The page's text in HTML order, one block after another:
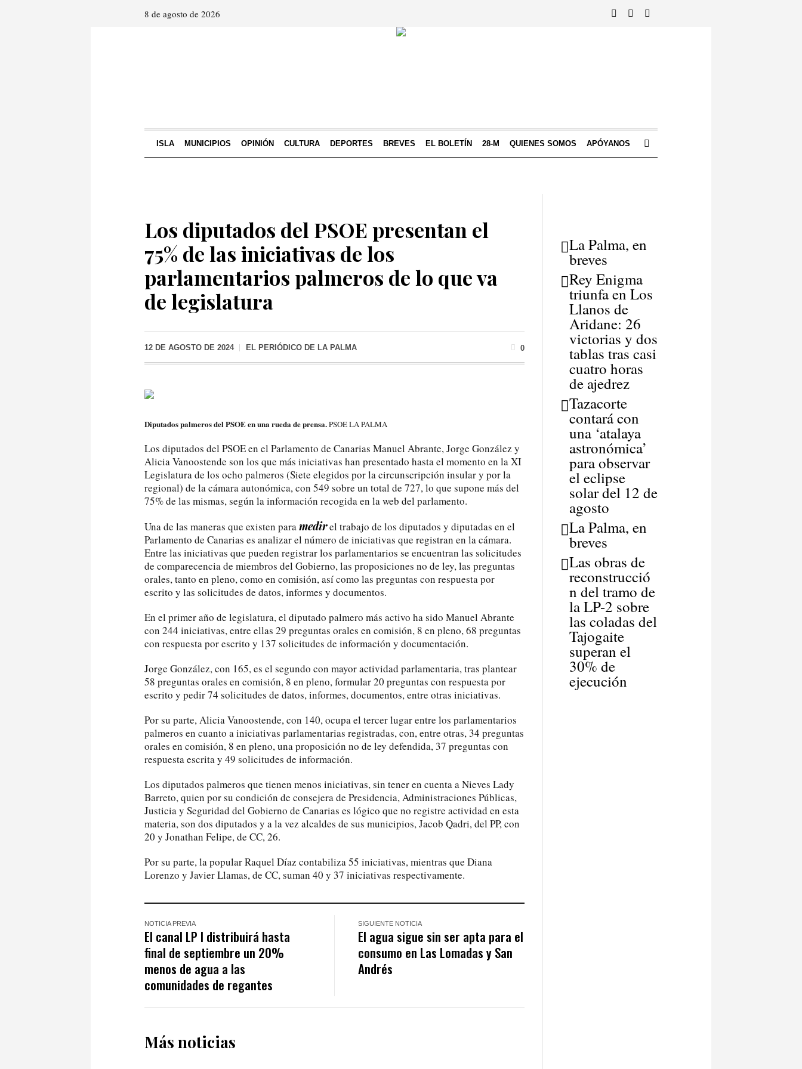
8 de agosto de 2026
ISLA MUNICIPIOS OPINIÓN CULTURA DEPORTES BREVES EL BOLETÍN 28-M QUIENES SOMOS APÓYANOS
Los diputados del PSOE presentan el
75% de las iniciativas de los
parlamentarios palmeros de lo que va
de legislatura
12 DE AGOSTO DE 2024 EL PERIÓDICO DE LA PALMA 0
Diputados palmeros del PSOE en una rueda de prensa.PSOE LA PALMA
Los diputados del PSOE en el Parlamento de Canarias Manuel Abrante, Jorge González y
Alicia Vanoostende son los que más iniciativas han presentado hasta el momento en la XI
Legislatura de los ocho palmeros (Siete elegidos por la circunscripción insular y por la
regional) de la cámara autonómica, con 549 sobre un total de 727, lo que supone más del
75% de las mismas, según la información recogida en la web del parlamento.
Una de las maneras que existen paramedirel trabajo de los diputados y diputadas en el
Parlamento de Canarias es analizar el número de iniciativas que registran en la cámara.
Entre las iniciativas que pueden registrar los parlamentarios se encuentran las solicitudes
de comparecencia de miembros del Gobierno, las proposiciones no de ley, las preguntas
orales, tanto en pleno, como en comisión, así como las preguntas con respuesta por
escrito y las solicitudes de datos, informes y documentos.
En el primer año de legislatura, el diputado palmero más activo ha sido Manuel Abrante
con 244 iniciativas, entre ellas 29 preguntas orales en comisión, 8 en pleno, 68 preguntas
con respuesta por escrito y 137 solicitudes de información y documentación.
Jorge González, con 165, es el segundo con mayor actividad parlamentaria, tras plantear
58 preguntas orales en comisión, 8 en pleno, formular 20 preguntas con respuesta por
escrito y pedir 74 solicitudes de datos, informes, documentos, entre otras iniciativas.
Por su parte, Alicia Vanoostende, con 140, ocupa el tercer lugar entre los parlamentarios
palmeros en cuanto a iniciativas parlamentarias registradas, con, entre otras, 34 preguntas
orales en comisión, 8 en pleno, una proposición no de ley defendida, 37 preguntas con
respuesta escrita y 49 solicitudes de información.
Los diputados palmeros que tienen menos iniciativas, sin tener en cuenta a Nieves Lady
Barreto, quien por su condición de consejera de Presidencia, Administraciones Públicas,
Justicia y Seguridad del Gobierno de Canarias es lógico que no registre actividad en esta
materia, son dos diputados y a la vez alcaldes de sus municipios, Jacob Qadri, del PP, con
20 y Jonathan Felipe, de CC, 26.
Por su parte, la popular Raquel Díaz contabiliza 55 iniciativas, mientras que Diana
Lorenzo y Javier Llamas, de CC, suman 40 y 37 iniciativas respectivamente.
NOTICIA PREVIA
El canal LP I distribuirá hasta
final de septiembre un 20%
menos de agua a las
comunidades de regantes
SIGUIENTE NOTICIA
El agua sigue sin ser apta para el
consumo en Las Lomadas y San
Andrés
Más noticias
La Palma, en
breves
Rey Enigma
triunfa en Los
Llanos de
Aridane: 26
victorias y dos
tablas tras casi
cuatro horas
de ajedrez
Tazacorte
contará con
una ‘atalaya
astronómica’
para observar
el eclipse
solar del 12 de
agosto
La Palma, en
breves
Las obras de
reconstrucció
n del tramo de
la LP-2 sobre
las coladas del
Tajogaite
superan el
30% de
ejecución